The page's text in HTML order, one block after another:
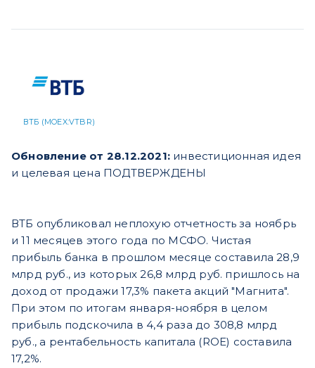
ВТБ (MOEX:VTBR)
Обновление от 28.12.2021: инвестиционная идея
и целевая цена ПОДТВЕРЖДЕНЫ
ВТБ опубликовал неплохую отчетность за ноябрь
и 11 месяцев этого года по МСФО. Чистая
прибыль банка в прошлом месяце составила 28,9
млрд руб., из которых 26,8 млрд руб. пришлось на
доход от продажи 17,3% пакета акций "Магнита".
При этом по итогам января-ноября в целом
прибыль подскочила в 4,4 раза до 308,8 млрд
руб., а рентабельность капитала (ROE) составила
17,2%.